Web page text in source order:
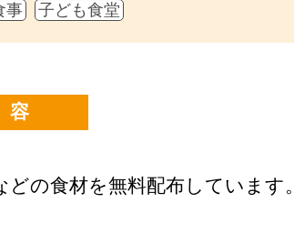
事 子ども食堂
容
どの食材を無料配布しています。